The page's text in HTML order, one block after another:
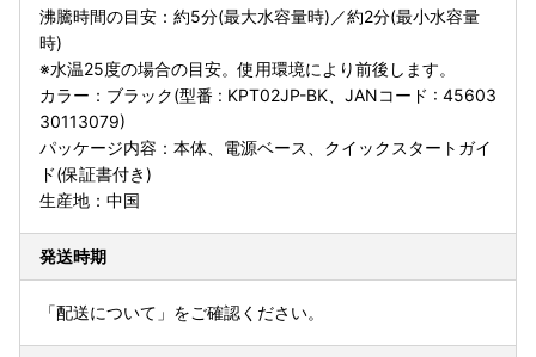
沸騰時間の目安：約5分(最大水容量時)／約2分(最小水容量
時)
※水温25度の場合の目安。使用環境により前後します。
カラー：ブラック(型番 : KPT02JP-BK、JANコード : 45603
30113079)
パッケージ内容：本体、電源ベース、クイックスタートガイ
ド(保証書付き)
生産地：中国
発送時期
「配送について」をご確認ください。